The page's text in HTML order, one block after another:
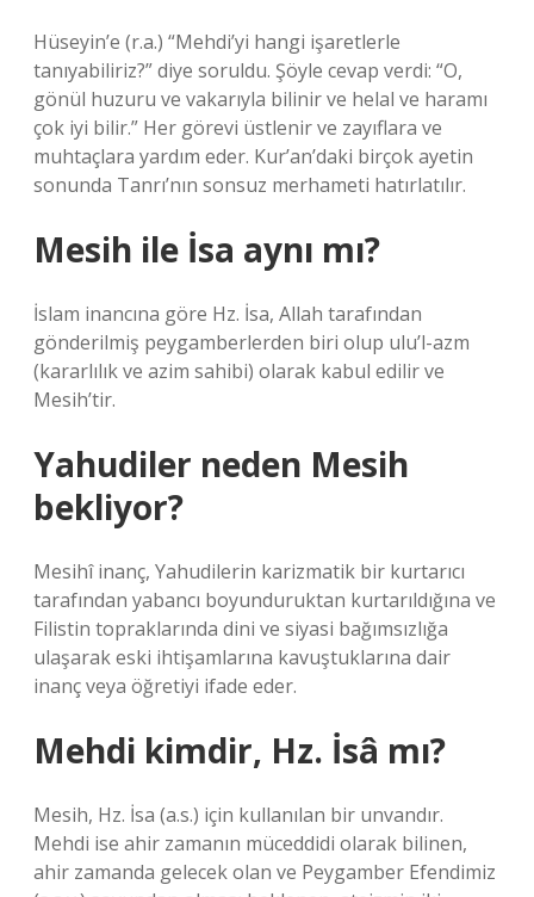
Hüseyin’e (r.a.) “Mehdi’yi hangi işaretlerle
tanıyabiliriz?” diye soruldu. Şöyle cevap verdi: “O,
gönül huzuru ve vakarıyla bilinir ve helal ve haramı
çok iyi bilir.” Her görevi üstlenir ve zayıflara ve
muhtaçlara yardım eder. Kur’an’daki birçok ayetin
sonunda Tanrı’nın sonsuz merhameti hatırlatılır.
Mesih ile İsa aynı mı?
İslam inancına göre Hz. İsa, Allah tarafından
gönderilmiş peygamberlerden biri olup ulu’l-azm
(kararlılık ve azim sahibi) olarak kabul edilir ve
Mesih’tir.
Yahudiler neden Mesih
bekliyor?
Mesihî inanç, Yahudilerin karizmatik bir kurtarıcı
tarafından yabancı boyunduruktan kurtarıldığına ve
Filistin topraklarında dini ve siyasi bağımsızlığa
ulaşarak eski ihtişamlarına kavuştuklarına dair
inanç veya öğretiyi ifade eder.
Mehdi kimdir, Hz. İsâ mı?
Mesih, Hz. İsa (a.s.) için kullanılan bir unvandır.
Mehdi ise ahir zamanın müceddidi olarak bilinen,
ahir zamanda gelecek olan ve Peygamber Efendimiz